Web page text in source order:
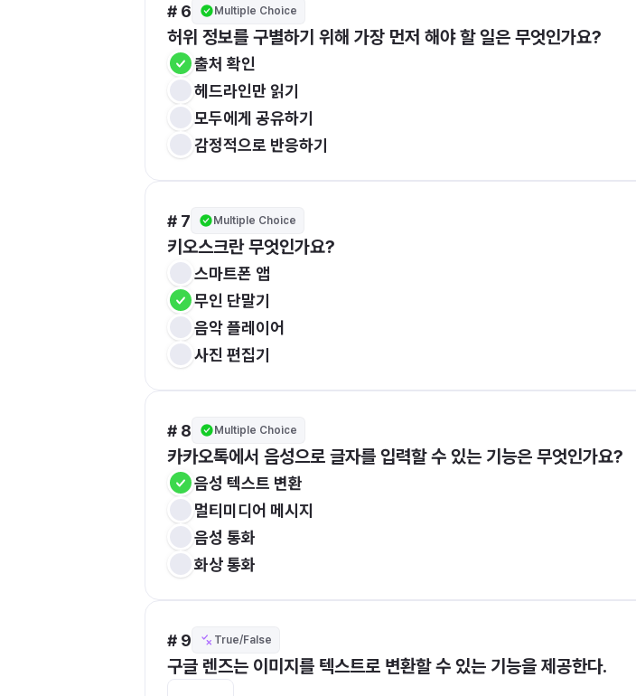
# 6 Multiple Choice
허위 정보를 구별하기 위해 가장 먼저 해야 할 일은 무엇인가요?
출처 확인
헤드라인만 읽기
모두에게 공유하기
감정적으로 반응하기
# 7 Multiple Choice
키오스크란 무엇인가요?
스마트폰 앱
무인 단말기
음악 플레이어
사진 편집기
# 8 Multiple Choice
카카오톡에서 음성으로 글자를 입력할 수 있는 기능은 무엇인가요?
음성 텍스트 변환
멀티미디어 메시지
음성 통화
화상 통화
# 9 True/False
구글 렌즈는 이미지를 텍스트로 변환할 수 있는 기능을 제공한다.